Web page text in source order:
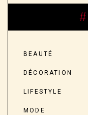
BEAUTÉ
DÉCORATION
LIFESTYLE
MODE